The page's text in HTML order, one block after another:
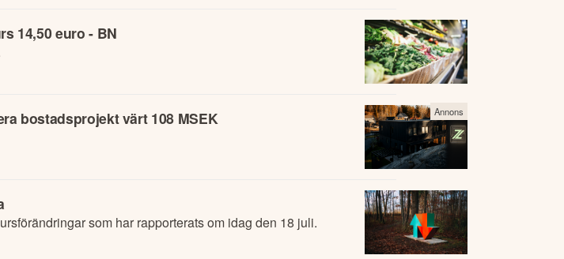
14,50 euro - BN
bostadsprojekt värt 108 MSEK Annons
som har rapporterats om idag den 18 juli.